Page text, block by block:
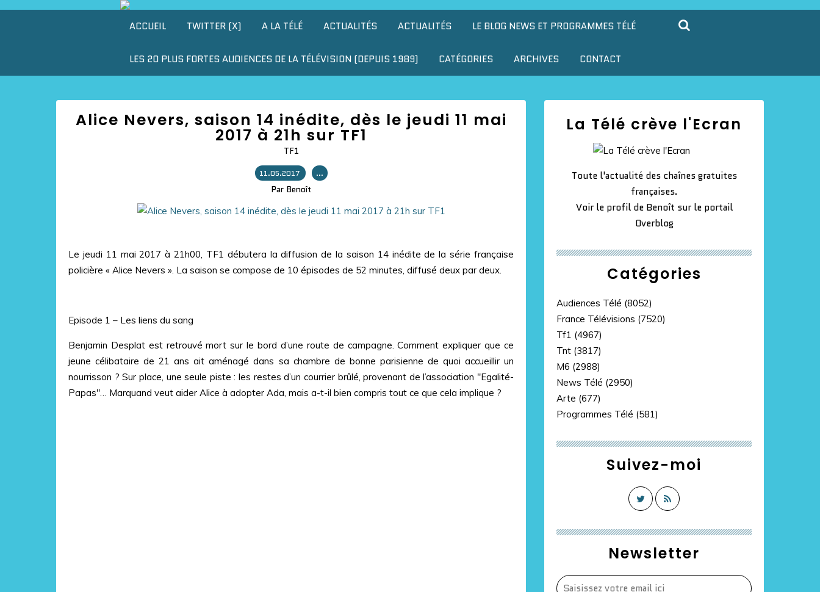
ACCUEIL TWITTER (X) A LA TÉLÉ ACTUALITÉS ACTUALITÉS LE BLOG NEWS ET PROGRAMMES TÉLÉ
LES 20 PLUS FORTES AUDIENCES DE LA TÉLÉVISION (DEPUIS 1989) CATÉGORIES ARCHIVES CONTACT
Alice Nevers, saison 14 inédite, dès le jeudi 11 mai
2017 à 21h sur TF1
TF1
11.05.2017 …
Par Benoît
Le jeudi 11 mai 2017 à 21h00, TF1 débutera la diffusion de la saison 14 inédite de la série française
policière « Alice Nevers ». La saison se compose de 10 épisodes de 52 minutes, diffusé deux par deux.
Episode 1 – Les liens du sang
Benjamin Desplat est retrouvé mort sur le bord d’une route de campagne. Comment expliquer que ce
jeune célibataire de 21 ans ait aménagé dans sa chambre de bonne parisienne de quoi accueillir un
nourrisson ? Sur place, une seule piste : les restes d’un courrier brûlé, provenant de l’association "Egalité-
Papas"… Marquand veut aider Alice à adopter Ada, mais a-t-il bien compris tout ce que cela implique ?
Newsletter
Catégories
Audiences Télé (8052)
France Télévisions (7520)
Tf1 (4967)
Tnt (3817)
M6 (2988)
News Télé (2950)
Arte (677)
Programmes Télé (581)
La Télé crève l'Ecran
Toute l'actualité des chaînes gratuites
françaises.
Voir le profil de Benoît sur le portail
Overblog
Suivez-moi